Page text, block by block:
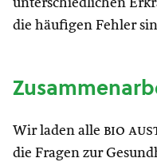
unterschiedlichen
die häufigen Fehler
Wir laden alle bio
die Fragen zur